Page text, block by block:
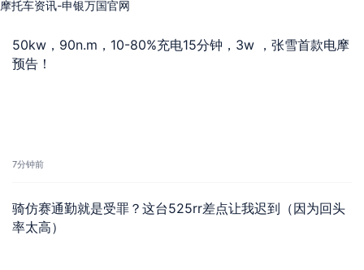
摩托车资讯-申银万国官网
50kw，90n.m，10-80%充电15分钟，3w ，张雪首款电摩
预告！
7分钟前
骑仿赛通勤就是受罪？这台525rr差点让我迟到（因为回头
率太高）